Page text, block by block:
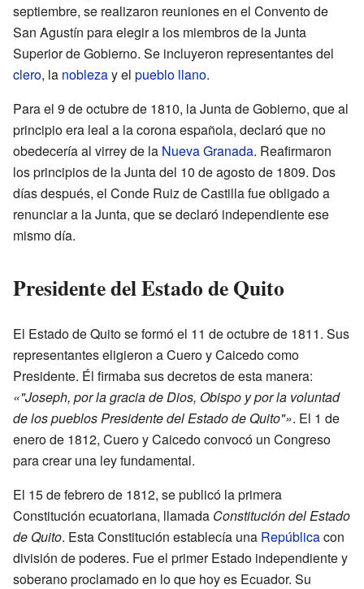
septiembre, se realizaron reuniones en el Convento de
San Agustín para elegir a los miembros de la Junta
Superior de Gobierno. Se incluyeron representantes del
clero, la noblezay el pueblo llano.
Para el 9 de octubre de 1810, la Junta de Gobierno, que al
principio era leal a la corona española, declaró que no
obedecería al virrey de la Nueva Granada. Reafirmaron
los principios de la Junta del 10 de agosto de 1809. Dos
días después, el Conde Ruiz de Castilla fue obligado a
renunciar a la Junta, que se declaró independiente ese
mismo día.
Presidente del Estado de Quito
El Estado de Quito se formó el 11 de octubre de 1811. Sus
representantes eligieron a Cuero y Caicedo como
Presidente. Él firmaba sus decretos de esta manera:
«"Joseph, por la gracia de Dios, Obispo y por la voluntad
de los pueblos Presidente del Estado de Quito"». El 1 de
enero de 1812, Cuero y Caicedo convocó un Congreso
para crear una ley fundamental.
El 15 de febrero de 1812, se publicó la primera
Constitución ecuatoriana, llamada Constitución del Estado
de Quito. Esta Constitución establecía una Repúblicacon
división de poderes. Fue el primer Estado independiente y
soberano proclamado en lo que hoy es Ecuador. Su